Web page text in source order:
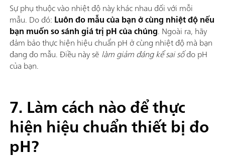
Sự phụ thuộc vào nhiệt độ này khác nhau đối với mỗi
mẫu. Do đó: Luôn đo mẫu của bạn ở cùng nhiệt độ nếu
bạn muốn so sánh giá trị pH của chúng. Ngoài ra, hãy
đảm bảo thực hiện hiệu chuẩn pH ở cùng nhiệt độ mà bạn
đang đo mẫu. Điều này sẽ làm giảm đáng kể sai sốđo pH
của bạn.
7. Làm cách nào để thực
hiện hiệu chuẩn thiết bị đo
pH?